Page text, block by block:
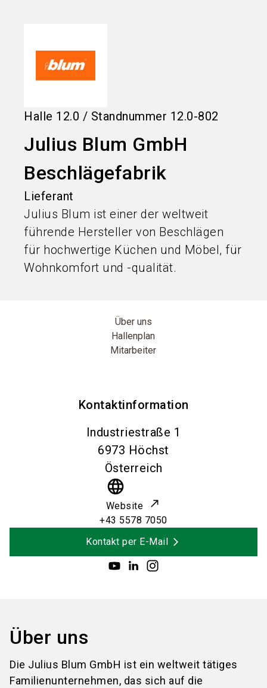
Halle 12.0 / Standnummer 12.0-802
Julius Blum GmbH
Beschlägefabrik
Lieferant
Julius Blum ist einer der weltweit
führende Hersteller von Beschlägen
für hochwertige Küchen und Möbel, für
Wohnkomfort und -qualität.
Über uns
Hallenplan
Mitarbeiter
Kontaktinformation
Industriestraße 1
6973 Höchst
Österreich
language
Website
+43 5578 7050
Kontakt per E-Mail
Über uns
Die Julius Blum GmbH ist ein weltweit tätiges
Familienunternehmen, das sich auf die